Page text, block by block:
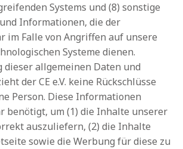
Systems und (8) sonstige
Informationen, die der
im Falle von Angriffen auf unsere
Systeme dienen.
dieser allgemeinen Daten und
der CE e.V. keine Rückschlüsse
Person. Diese Informationen
benötigt, um (1) die Inhalte unserer
auszuliefern, (2) die Inhalte
sowie die Werbung für diese zu